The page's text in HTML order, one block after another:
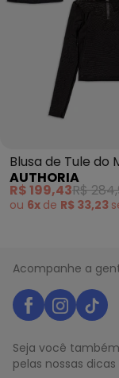
Blusa de Tule do
Mouse (Preto)
AUTHORIA
R$ 199,43R$
ou 6x de R$ 33,23
Acompanhe a
Seja você
pelas nossas